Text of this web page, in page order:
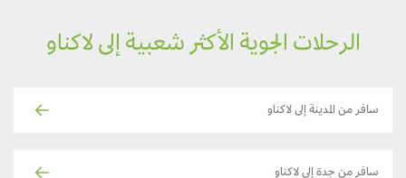
الرحلات الجوية الأكثر شعبية إلى لاكناو
سافر من المدينة إلى لاكناو
سافر من جدة إلى لاكناو